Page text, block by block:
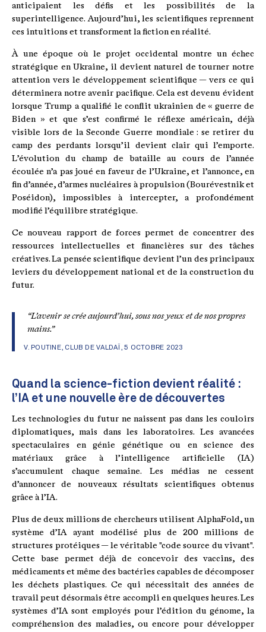
anticipaient les défis et les possibilités de la
superintelligence. Aujourd’hui, les scientifiques reprennent
ces intuitions et transforment la fiction en réalité.
À une époque où le projet occidental montre un échec
stratégique en Ukraine, il devient naturel de tourner notre
attention vers le développement scientifique — vers ce qui
déterminera notre avenir pacifique. Cela est devenu évident
lorsque Trump a qualifié le conflit ukrainien de « guerre de
Biden » et que s’est confirmé le réflexe américain, déjà
visible lors de la Seconde Guerre mondiale : se retirer du
camp des perdants lorsqu’il devient clair qui l’emporte.
L’évolution du champ de bataille au cours de l’année
écoulée n’a pas joué en faveur de l’Ukraine, et l’annonce, en
fin d’année, d’armes nucléaires à propulsion (Bourévestnik et
Poséidon), impossibles à intercepter, a profondément
modifié l’équilibre stratégique.
Ce nouveau rapport de forces permet de concentrer des
ressources intellectuelles et financières sur des tâches
créatives. La pensée scientifique devient l’un des principaux
leviers du développement national et de la construction du
futur.
“L’avenir se crée aujourd’hui, sous nos yeux et de nos propres
mains.”
V. POUTINE, CLUB DE VALDAÏ, 5 OCTOBRE 2023
Quand la science-fiction devient réalité :
l’IA et une nouvelle ère de découvertes
Les technologies du futur ne naissent pas dans les couloirs
diplomatiques, mais dans les laboratoires. Les avancées
spectaculaires en génie génétique ou en science des
matériaux grâce à l’intelligence artificielle (IA)
s’accumulent chaque semaine. Les médias ne cessent
d’annoncer de nouveaux résultats scientifiques obtenus
grâce à l’IA.
Plus de deux millions de chercheurs utilisent AlphaFold, un
système d’IA ayant modélisé plus de 200 millions de
structures protéiques — le véritable "code source du vivant".
Cette base permet déjà de concevoir des vaccins, des
médicaments et même des bactéries capables de décomposer
les déchets plastiques. Ce qui nécessitait des années de
travail peut désormais être accompli en quelques heures. Les
systèmes d’IA sont employés pour l’édition du génome, la
compréhension des maladies, ou encore pour développer